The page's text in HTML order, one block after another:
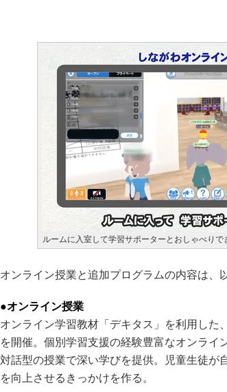
ルームに入室して学習サポーターとおしゃべりで
オンライン授業と追加プログラムの内容は、
●オンライン授業
オンライン学習教材「デキタス」を利用した
を開催。個別学習支援の経験豊富なオンライ
対話型の授業で深い学びを提供。児童生徒が
を向上させるきっかけを作る。